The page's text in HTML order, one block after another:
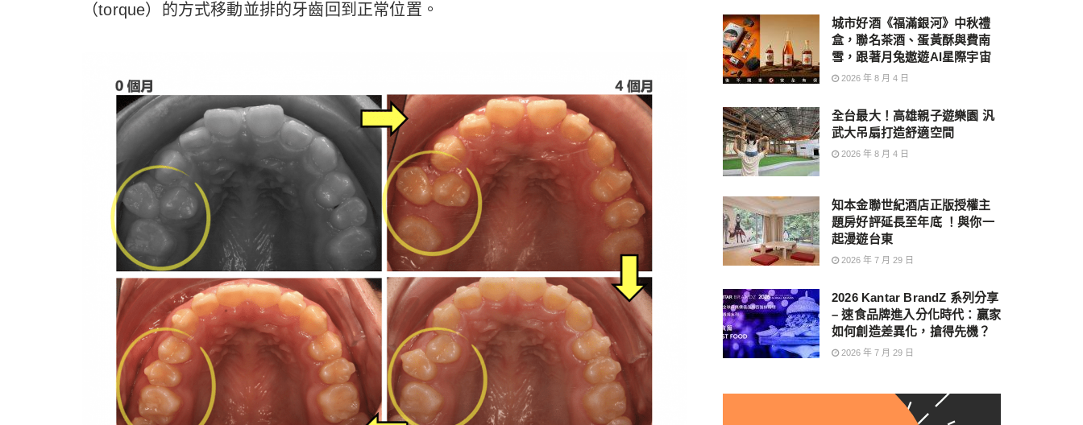
（torque）的方式移動並排的牙齒回到正常位置。
城市好酒《福滿銀河》中秋禮
盒，聯名茶酒、蛋黃酥與費南
雪，跟著月兔遨遊AI星際宇宙
2026 年 8 月 4 日
全台最大！高雄親子遊樂園 汎
武大吊扇打造舒適空間
2026 年 8 月 4 日
知本金聯世紀酒店正版授權主
題房好評延長至年底 ！與你一
起漫遊台東
2026 年 7 月 29 日
2026 Kantar BrandZ 系列分享
– 速食品牌進入分化時代：贏家
如何創造差異化，搶得先機？
2026 年 7 月 29 日